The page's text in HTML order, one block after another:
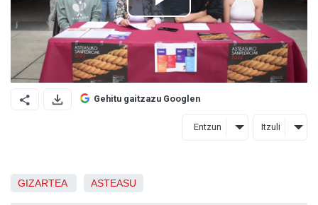
Gehitu gaitzazu Googlen
Entzun Itzuli
GIZARTEA ASTEASU